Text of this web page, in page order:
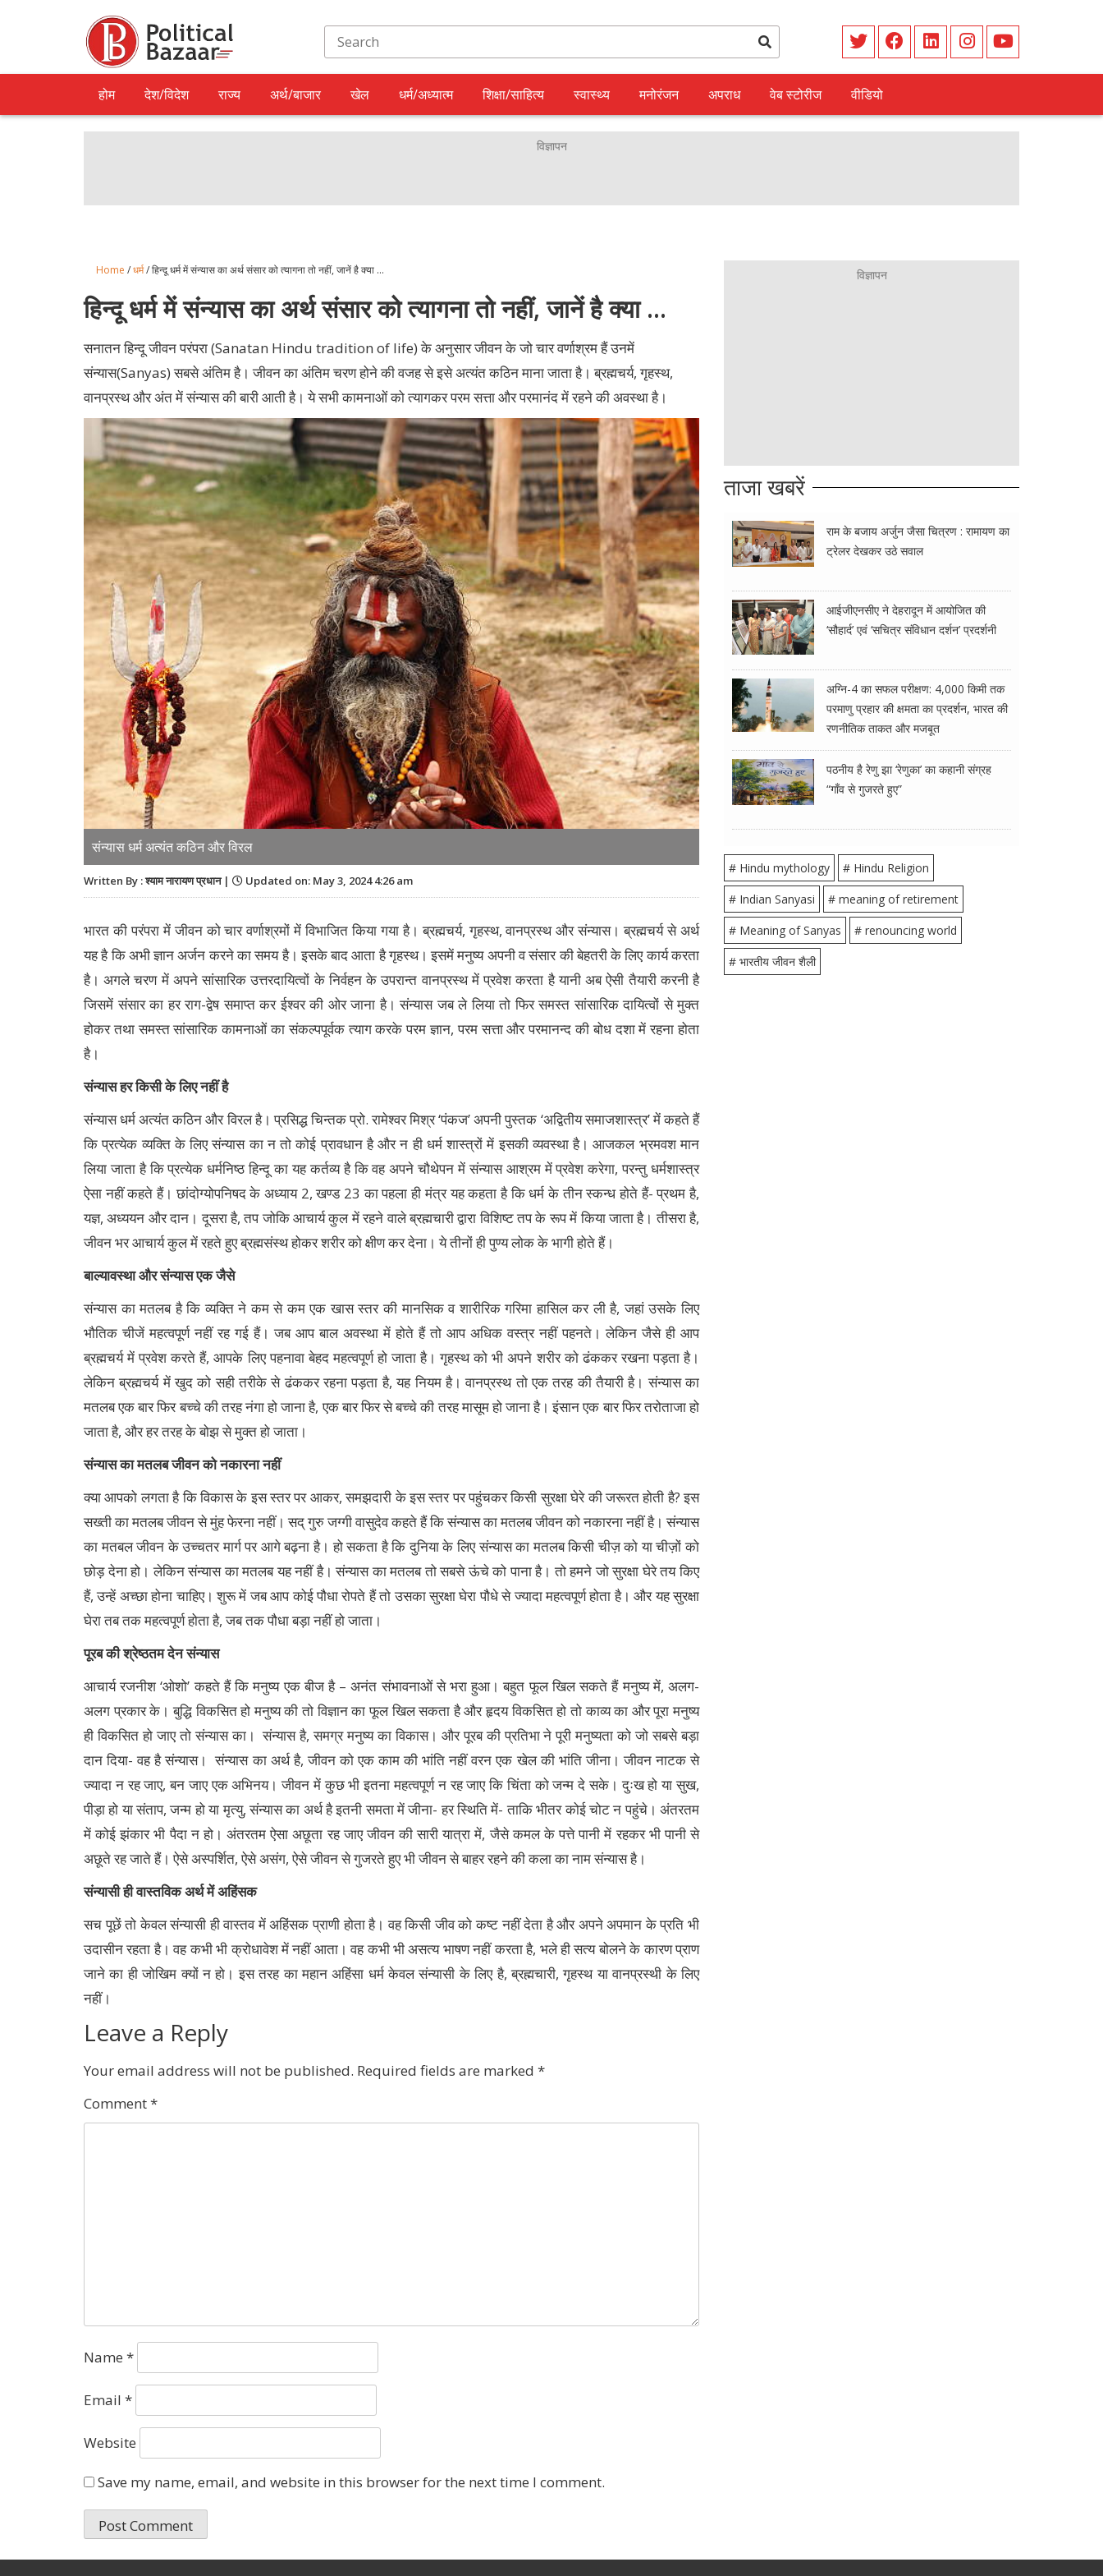
होम देश/विदेश राज्य अर्थ/बाजार खेल धर्म/अध्यात्म शिक्षा/साहित्य स्वास्थ्य मनोरंजन अपराध वेब स्टोरीज वीडियो
Home /धर्म/ हिन्दू धर्म में संन्यास का अर्थ संसार को त्यागना तो नहीं, जानें है क्या …
हिन्दू धर्म में संन्यास का अर्थ संसार को त्यागना तो नहीं, जानें है क्या …
सनातन हिन्दू जीवन परंपरा (Sanatan Hindu tradition of life) के अनुसार जीवन के जो चार वर्णाश्रम हैं उनमें
संन्यास(Sanyas) सबसे अंतिम है। जीवन का अंतिम चरण होने की वजह से इसे अत्यंत कठिन माना जाता है। ब्रह्मचर्य, गृहस्थ,
वानप्रस्थ और अंत में संन्यास की बारी आती है। ये सभी कामनाओं को त्यागकर परम सत्ता और परमानंद में रहने की अवस्था है।
संन्यास धर्म अत्यंत कठिन और विरल
Written By : श्याम नारायण प्रधान | Updated on: May 3, 2024 4:26 am
भारत की परंपरा में जीवन को चार वर्णाश्रमों में विभाजित किया गया है। ब्रह्मचर्य, गृहस्थ, वानप्रस्थ और संन्यास। ब्रह्मचर्य से अर्थ
यह है कि अभी ज्ञान अर्जन करने का समय है। इसके बाद आता है गृहस्थ। इसमें मनुष्य अपनी व संसार की बेहतरी के लिए कार्य करता
है। अगले चरण में अपने सांसारिक उत्तरदायित्वों के निर्वहन के उपरान्त वानप्रस्थ में प्रवेश करता है यानी अब ऐसी तैयारी करनी है
जिसमें संसार का हर राग-द्वेष समाप्त कर ईश्वर की ओर जाना है। संन्यास जब ले लिया तो फिर समस्त सांसारिक दायित्वों से मुक्त
होकर तथा समस्त सांसारिक कामनाओं का संकल्पपूर्वक त्याग करके परम ज्ञान, परम सत्ता और परमानन्द की बोध दशा में रहना होता
है।
संन्यास हर किसी के लिए नहीं है
संन्यास धर्म अत्यंत कठिन और विरल है। प्रसिद्ध चिन्तक प्रो. रामेश्वर मिश्र ‘पंकज’ अपनी पुस्तक ‘अद्वितीय समाजशास्त्र’ में कहते हैं
कि प्रत्येक व्यक्ति के लिए संन्यास का न तो कोई प्रावधान है और न ही धर्म शास्त्रों में इसकी व्यवस्था है। आजकल भ्रमवश मान
लिया जाता है कि प्रत्येक धर्मनिष्ठ हिन्दू का यह कर्तव्य है कि वह अपने चौथेपन में संन्यास आश्रम में प्रवेश करेगा, परन्तु धर्मशास्त्र
ऐसा नहीं कहते हैं। छांदोग्योपनिषद के अध्याय 2, खण्ड 23 का पहला ही मंत्र यह कहता है कि धर्म के तीन स्कन्ध होते हैं- प्रथम है,
यज्ञ, अध्ययन और दान। दूसरा है, तप जोकि आचार्य कुल में रहने वाले ब्रह्मचारी द्वारा विशिष्ट तप के रूप में किया जाता है। तीसरा है,
जीवन भर आचार्य कुल में रहते हुए ब्रह्मसंस्थ होकर शरीर को क्षीण कर देना। ये तीनों ही पुण्य लोक के भागी होते हैं।
बाल्यावस्था और संन्यास एक जैसे
संन्यास का मतलब है कि व्यक्ति ने कम से कम एक खास स्तर की मानसिक व शारीरिक गरिमा हासिल कर ली है, जहां उसके लिए
भौतिक चीजें महत्वपूर्ण नहीं रह गई हैं। जब आप बाल अवस्था में होते हैं तो आप अधिक वस्त्र नहीं पहनते। लेकिन जैसे ही आप
ब्रह्मचर्य में प्रवेश करते हैं, आपके लिए पहनावा बेहद महत्वपूर्ण हो जाता है। गृहस्थ को भी अपने शरीर को ढंककर रखना पड़ता है।
लेकिन ब्रह्मचर्य में खुद को सही तरीके से ढंककर रहना पड़ता है, यह नियम है। वानप्रस्थ तो एक तरह की तैयारी है। संन्यास का
मतलब एक बार फिर बच्चे की तरह नंगा हो जाना है, एक बार फिर से बच्चे की तरह मासूम हो जाना है। इंसान एक बार फिर तरोताजा हो
जाता है, और हर तरह के बोझ से मुक्त हो जाता।
संन्यास का मतलब जीवन को नकारना नहीं
क्या आपको लगता है कि विकास के इस स्तर पर आकर, समझदारी के इस स्तर पर पहुंचकर किसी सुरक्षा घेरे की जरूरत होती है? इस
सख्ती का मतलब जीवन से मुंह फेरना नहीं। सद् गुरु जग्गी वासुदेव कहते हैं कि संन्यास का मतलब जीवन को नकारना नहीं है। संन्यास
का मतबल जीवन के उच्चतर मार्ग पर आगे बढ़ना है। हो सकता है कि दुनिया के लिए संन्यास का मतलब किसी चीज़ को या चीज़ों को
छोड़ देना हो। लेकिन संन्यास का मतलब यह नहीं है। संन्यास का मतलब तो सबसे ऊंचे को पाना है। तो हमने जो सुरक्षा घेरे तय किए
हैं, उन्हें अच्छा होना चाहिए। शुरू में जब आप कोई पौधा रोपते हैं तो उसका सुरक्षा घेरा पौधे से ज्यादा महत्वपूर्ण होता है। और यह सुरक्षा
घेरा तब तक महत्वपूर्ण होता है, जब तक पौधा बड़ा नहीं हो जाता।
पूरब की श्रेष्ठतम देन संन्यास
आचार्य रजनीश ‘ओशो’ कहते हैं कि मनुष्य एक बीज है – अनंत संभावनाओं से भरा हुआ। बहुत फूल खिल सकते हैं मनुष्य में, अलग-
अलग प्रकार के। बुद्धि विकसित हो मनुष्य की तो विज्ञान का फूल खिल सकता है और हृदय विकसित हो तो काव्य का और पूरा मनुष्य
ही विकसित हो जाए तो संन्यास का। संन्यास है, समग्र मनुष्य का विकास। और पूरब की प्रतिभा ने पूरी मनुष्यता को जो सबसे बड़ा
दान दिया- वह है संन्यास। संन्यास का अर्थ है, जीवन को एक काम की भांति नहीं वरन एक खेल की भांति जीना। जीवन नाटक से
ज्यादा न रह जाए, बन जाए एक अभिनय। जीवन में कुछ भी इतना महत्वपूर्ण न रह जाए कि चिंता को जन्म दे सके। दुःख हो या सुख,
पीड़ा हो या संताप, जन्म हो या मृत्यु, संन्यास का अर्थ है इतनी समता में जीना- हर स्थिति में- ताकि भीतर कोई चोट न पहुंचे। अंतरतम
में कोई झंकार भी पैदा न हो। अंतरतम ऐसा अछूता रह जाए जीवन की सारी यात्रा में, जैसे कमल के पत्ते पानी में रहकर भी पानी से
अछूते रह जाते हैं। ऐसे अस्पर्शित, ऐसे असंग, ऐसे जीवन से गुजरते हुए भी जीवन से बाहर रहने की कला का नाम संन्यास है।
संन्यासी ही वास्तविक अर्थ में अहिंसक
सच पूछें तो केवल संन्यासी ही वास्तव में अहिंसक प्राणी होता है। वह किसी जीव को कष्ट नहीं देता है और अपने अपमान के प्रति भी
उदासीन रहता है। वह कभी भी क्रोधावेश में नहीं आता। वह कभी भी असत्य भाषण नहीं करता है, भले ही सत्य बोलने के कारण प्राण
जाने का ही जोखिम क्यों न हो। इस तरह का महान अहिंसा धर्म केवल संन्यासी के लिए है, ब्रह्मचारी, गृहस्थ या वानप्रस्थी के लिए
नहीं।
Leave a Reply
Your email address will not be published. Required fields are marked *
Comment*
Name *
Email *
Website
Save my name, email, and website in this browser for the next time I comment.
ताजा खबरें
राम के बजाय अर्जुन जैसा चित्रण : रामायण का
ट्रेलर देखकर उठे सवाल
आईजीएनसीए ने देहरादून में आयोजित की
‘सौहार्द’ एवं ‘सचित्र संविधान दर्शन’ प्रदर्शनी
अग्नि-4 का सफल परीक्षण: 4,000 किमी तक
परमाणु प्रहार की क्षमता का प्रदर्शन, भारत की
रणनीतिक ताकत और मजबूत
पठनीय है रेणु झा ‘रेणुका’ का कहानी संग्रह
“गाँव से गुजरते हुए”
# Hindu mythology
# Hindu Religion
# Indian Sanyasi
# meaning of retirement
# Meaning of Sanyas
# renouncing world
# भारतीय जीवन शैली